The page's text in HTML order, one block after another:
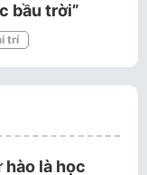
bầu trời”
trí
hào là học